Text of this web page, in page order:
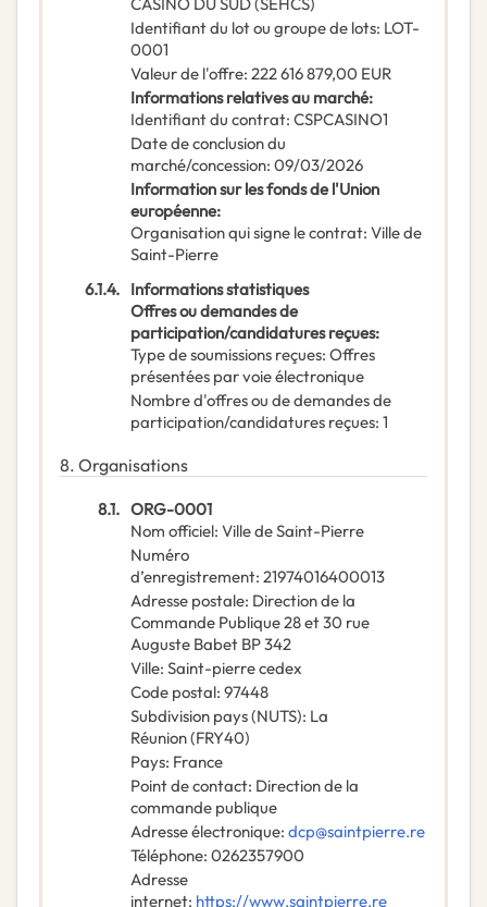
Identifiant du lot ou groupe de lots: LOT-
0001
Valeur de l'offre: 222 616 879,00 EUR
Informations relatives au marché:
Identifiant du contrat: CSPCASINO1
Date de conclusion du
marché/concession: 09/03/2026
Information sur les fonds de l'Union
européenne:
Organisation qui signe le contrat: Ville de
Saint-Pierre
6.1.4. Informations statistiques
Offres ou demandes de
participation/candidatures reçues:
Type de soumissions reçues: Offres
présentées par voie électronique
Nombre d'offres ou de demandes de
participation/candidatures reçues: 1
8. Organisations
8.1. ORG-0001
Nom officiel: Ville de Saint-Pierre
Numéro
d’enregistrement: 21974016400013
Adresse postale: Direction de la
Commande Publique 28 et 30 rue
Auguste Babet BP 342
Ville: Saint-pierre cedex
Code postal: 97448
Subdivision pays (NUTS): La
Réunion(FRY40)
Pays: France
Point de contact: Direction de la
commande publique
Adresse électronique: dcp@saintpierre.re
Téléphone: 0262357900
Adresse
internet: https://www.saintpierre.re